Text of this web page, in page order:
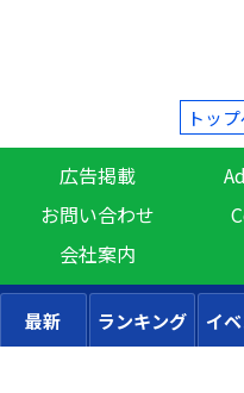
トッ
広告掲載
お問い合わせ
会社案内
最新 ランキング イ